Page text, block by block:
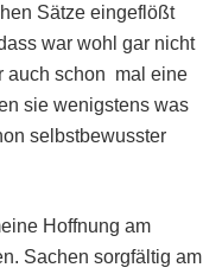
Sätze eingeflößt
war wohl gar nicht
auch schon mal eine
sie wenigstens was
selbstbewusster
Hoffnung am
Sachen sorgfältig am